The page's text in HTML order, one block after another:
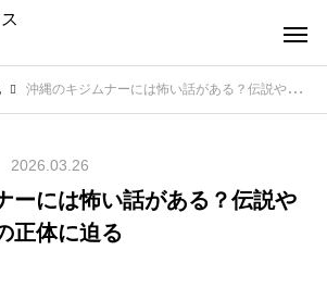
沖縄のキジムナーには怖い話がある？伝説や体験談からその正体に迫る
2026.03.26
ーには怖い話がある？伝説や
正体に迫る